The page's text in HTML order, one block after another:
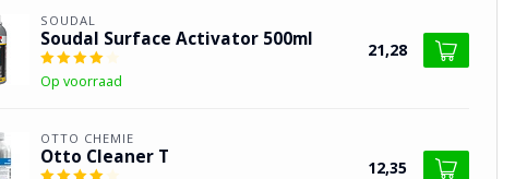
SOUDAL
Soudal Surface Activator 500ml
Op voorraad
21,28
OTTO CHEMIE
Otto Cleaner T 12,35